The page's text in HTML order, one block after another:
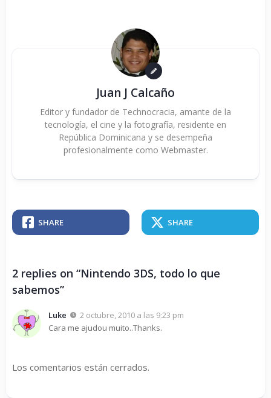
Juan J Calcaño
Editor y fundador de Technocracia, amante de la
tecnología, el cine y la fotografía, residente en
República Dominicana y se desempeña
profesionalmente como Webmaster.
SHARE SHARE
2 replies on “Nintendo 3DS, todo lo que
sabemos”
Luke
2 octubre, 2010 a las 9:23 pm
Cara me ajudou muito..Thanks.
Los comentarios están cerrados.